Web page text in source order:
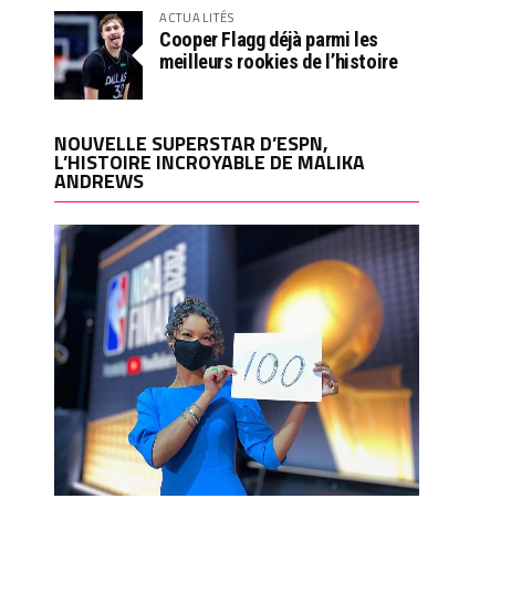
ACTUALITÉS
Cooper Flagg déjà parmi les
meilleurs rookies de l’histoire
NOUVELLE SUPERSTAR D’ESPN,
L’HISTOIRE INCROYABLE DE MALIKA
ANDREWS